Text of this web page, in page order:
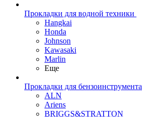
Прокладки для водной техники
Hangkai
Honda
Johnson
Kawasaki
Marlin
Еще
Прокладки для бензоинструмента
ALN
Ariens
BRIGGS&STRATTON